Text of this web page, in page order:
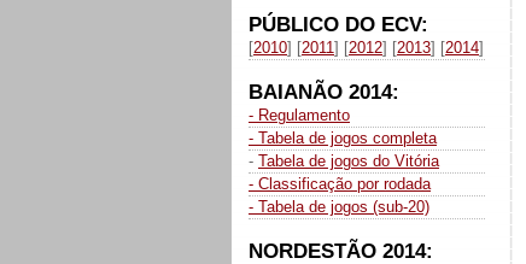
PÚBLICO DO ECV:
[2010] [2011] [2012] [2013] [2014]
BAIANÃO 2014:
- Regulamento
- Tabela de jogos completa
- Tabela de jogos do Vitória
- Classificação por rodada
- Tabela de jogos (sub-20)
NORDESTÃO 2014: